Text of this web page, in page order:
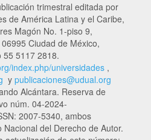
trimestral editada por
de América Latina y el Caribe,
Magón No. 1-piso 9,
Ciudad de México,
55 5117 2818.
index.php/universidades ,
y publicaciones@udual.org
Alcántara. Reserva de
núm. 04-2024-
2007-5340, ambos
del Derecho de Autor.